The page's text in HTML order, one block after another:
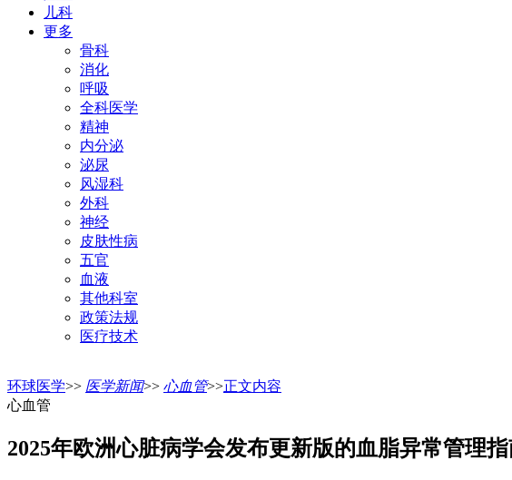
儿科
更多
骨科
消化
呼吸
全科医学
精神
内分泌
泌尿
风湿科
外科
神经
皮肤性病
五官
血液
其他科室
政策法规
医疗技术
环球医学>> 医学新闻>> 心血管>>正文内容
心血管
2025年欧洲心脏病学会发布更新版的血脂异常管理